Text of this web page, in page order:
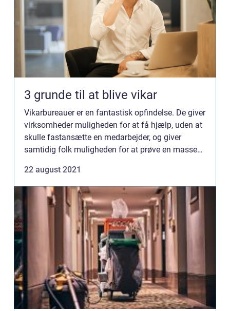
3 grunde til at blive vikar
Vikarbureauer er en fantastisk opfindelse. De giver
virksomheder muligheden for at få hjælp, uden at
skulle fastansætte en medarbejder, og giver
samtidig folk muligheden for at prøve en masse
22 august 2021